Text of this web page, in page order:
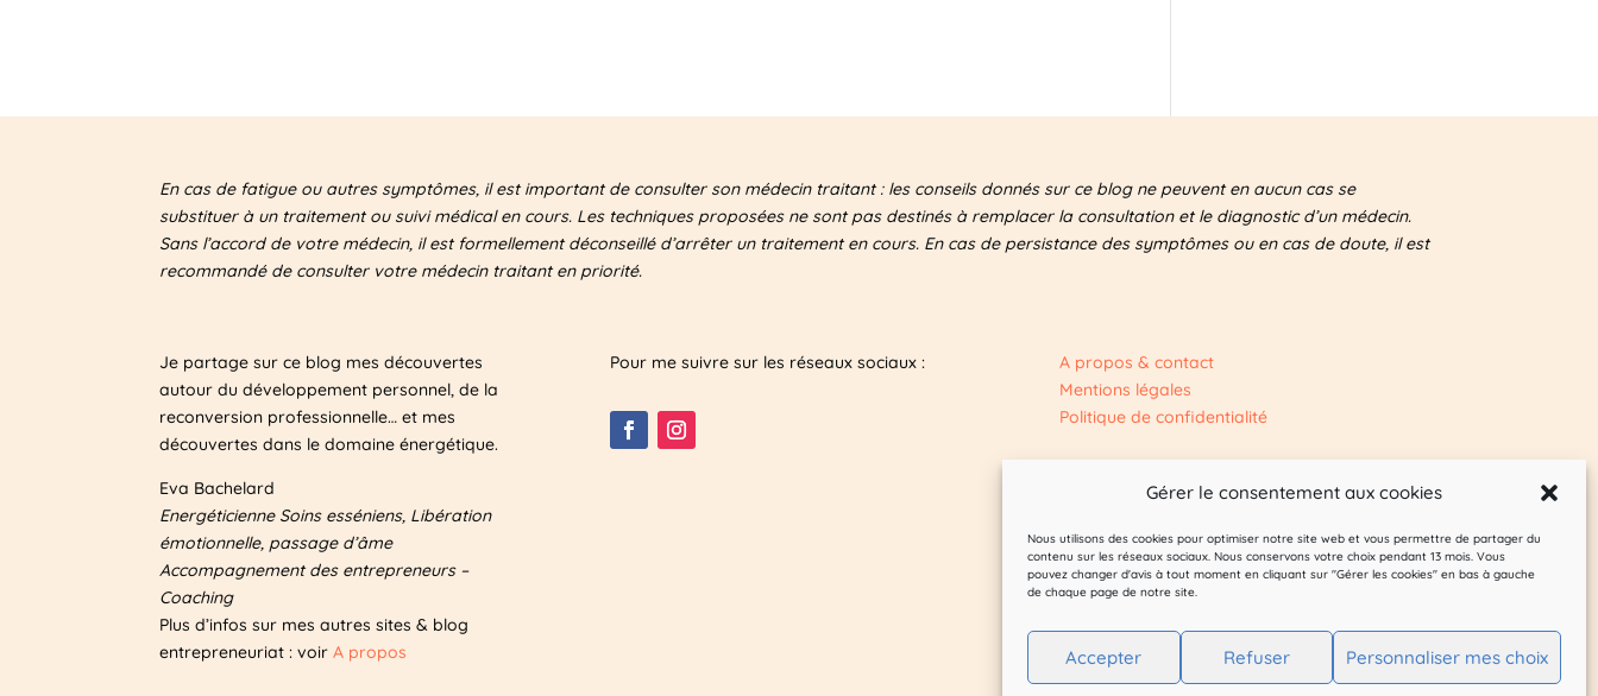
Gérer le consentement aux cookies
Nous utilisons des cookies pour optimiser notre site web et vous permettre de partager du
contenu sur les réseaux sociaux. Nous conservons votre choix pendant 13 mois. Vous
pouvez changer d'avis à tout moment en cliquant sur "Gérer les cookies" en bas à gauche
de chaque page de notre site.
Accepter Refuser Personnaliser mes choix
i
v
e
:
En cas de fatigue ou autres symptômes, il est important de consulter son médecin traitant : les conseils donnés sur ce blog ne peuvent en aucun cas se
substituer à un traitement ou suivi médical en cours. Les techniques proposées ne sont pas destinés à remplacer la consultation et le diagnostic d’un médecin.
Sans l’accord de votre médecin, il est formellement déconseillé d’arrêter un traitement en cours. En cas de persistance des symptômes ou en cas de doute, il est
recommandé de consulter votre médecin traitant en priorité.
Je partage sur ce blog mes découvertes
autour du développement personnel, de la
reconversion professionnelle… et mes
découvertes dans le domaine énergétique.
Eva Bachelard
Energéticienne Soins esséniens, Libération
émotionnelle, passage d’âme
Accompagnement des entrepreneurs –
Coaching
Plus d’infos sur mes autres sites & blog
entrepreneuriat : voirA propos
Pour me suivre sur les réseaux sociaux :
A propos & contact
Mentions légales
Politique de confidentialité